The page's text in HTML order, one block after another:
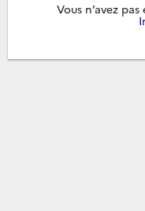
Vous n’avez